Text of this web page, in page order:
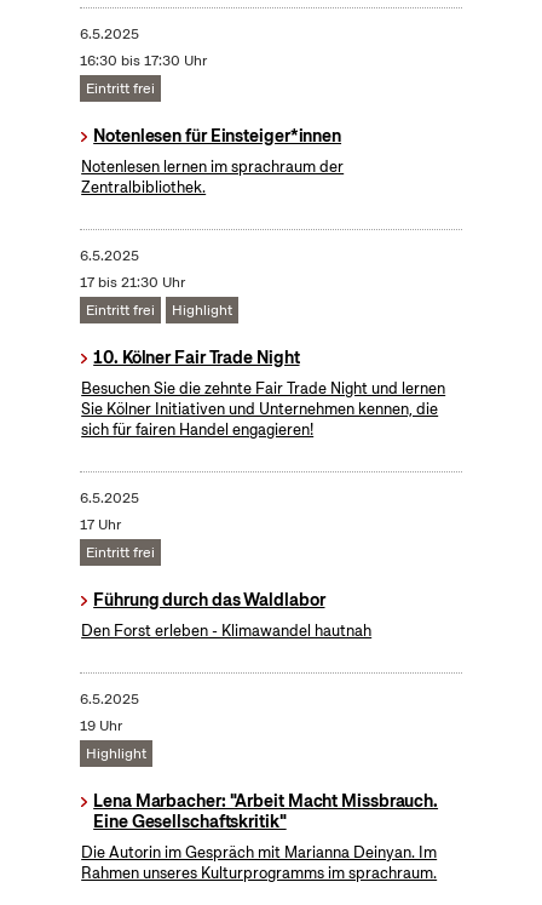
6.5.2025
16:30 bis 17:30 Uhr
Eintritt frei
Notenlesen für Einsteiger*innen
Notenlesen lernen im sprachraum der
Zentralbibliothek.
6.5.2025
17 bis 21:30 Uhr
Eintritt frei
Highlight
10. Kölner Fair Trade Night
Besuchen Sie die zehnte Fair Trade Night und lernen
Sie Kölner Initiativen und Unternehmen kennen, die
sich für fairen Handel engagieren!
6.5.2025
17 Uhr
Eintritt frei
Führung durch das Waldlabor
Den Forst erleben - Klimawandel hautnah
6.5.2025
19 Uhr
Highlight
Lena Marbacher: "Arbeit Macht Missbrauch.
Eine Gesellschaftskritik"
Die Autorin im Gespräch mit Marianna Deinyan. Im
Rahmen unseres Kulturprogramms im sprachraum.